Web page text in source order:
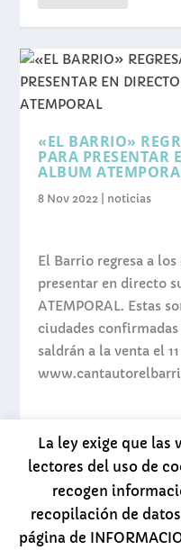
«EL BARRIO»
PARA PRESENTAR
ALBUM
8 Nov 2022 noticias
El Barrio regresa a
presentar en directo
ATEMPORAL. Estas
ciudades
saldrán a la venta el
LEER MÁS
La ley exige que las
lectores del uso de
recogen
recopilación de
página de